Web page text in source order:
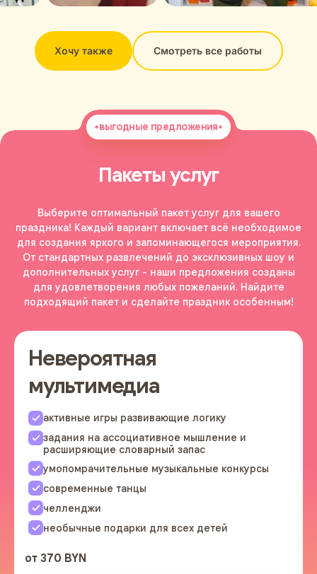
Хочу также Смотреть все работы
выгодные предложения
Пакеты услуг
Выберите оптимальный пакет услуг для вашего
праздника! Каждый вариант включает всё необходимое
для создания яркого и запоминающегося мероприятия.
От стандартных развлечений до эксклюзивных шоу и
дополнительных услуг - наши предложения созданы
для удовлетворения любых пожеланий. Найдите
подходящий пакет и сделайте праздник особенным!
Невероятная
мультимедиа
активные игры развивающие логику
задания на ассоциативное мышление и
расширяющие словарный запас
умопомрачительные музыкальные конкурсы
современные танцы
челленджи
необычные подарки для всех детей
от 370 BYN